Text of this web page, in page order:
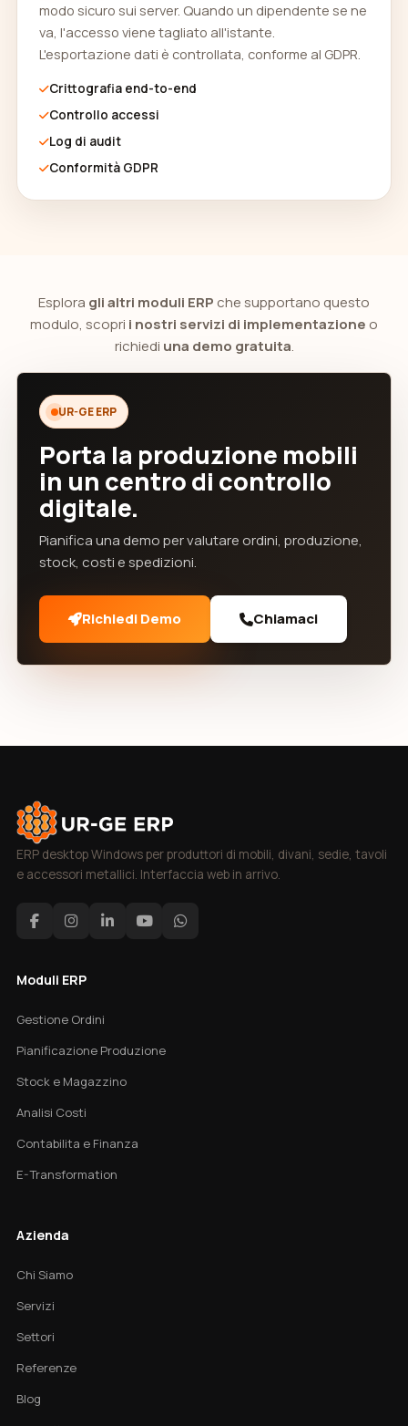
modo sicuro sui server. Quando un dipendente se ne
va, l'accesso viene tagliato all'istante.
L'esportazione dati è controllata, conforme al GDPR.
Crittografia end-to-end
Controllo accessi
Log di audit
Conformità GDPR
Esplora gli altri moduli ERP che supportano questo
modulo, scopri i nostri servizi di implementazione o
richiedi una demo gratuita.
UR-GE ERP
Porta la produzione mobili
in un centro di controllo
digitale.
Pianifica una demo per valutare ordini, produzione,
stock, costi e spedizioni.
Richiedi Demo Chiamaci
ERP desktop Windows per produttori di mobili, divani, sedie, tavoli
e accessori metallici. Interfaccia web in arrivo.
Moduli ERP
Gestione Ordini
Pianificazione Produzione
Stock e Magazzino
Analisi Costi
Contabilita e Finanza
E-Transformation
Azienda
Chi Siamo
Servizi
Settori
Referenze
Blog